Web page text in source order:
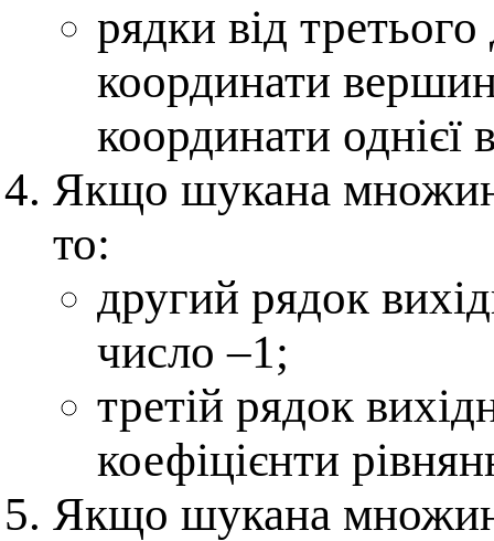
рядки від
координати
координати
Якщо шукана
то:
другий рядок
число –1;
третій рядок
коефіцієнти
Якщо шукана